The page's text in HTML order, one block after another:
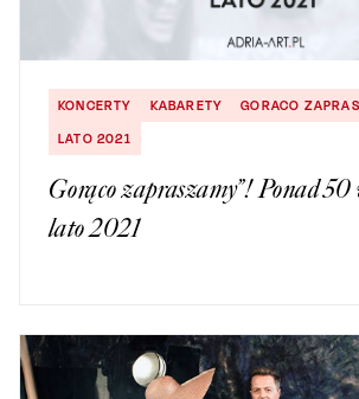
KONCERTY KABARETY
GORACO
LATO 2021
Gorąco zapraszamy”! Ponad
lato 2021